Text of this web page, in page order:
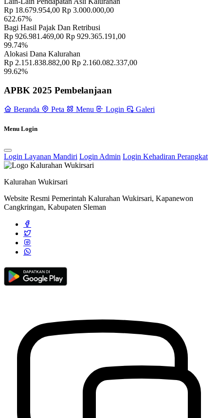
2025
Selamat Hari Hari KORPRI Tahun 2023
Satlinmas Wukirsari Gelar Apel Besar Kesiap Siagaan Dan
Pemantauan Malam Takbiran
Peringatan Nuzulul Qur’an Di Mushola Al-Barokah Pusmalang
Aula Kalurahan Wukirsari 13 Juli 2022
Sambang Dusun Hari Minggu, 16 Januari 2022
Sambang Dusun Minggu Pertama Bulan Agustus Tahun 2024
Agustus 2024
Rp 18.679.954,00 Rp 3.000.000,00
622.67%
Bagi Hasil Pajak Dan Retribusi
Rp 926.981.469,00 Rp 929.365.191,00
99.74%
Alokasi Dana Kalurahan
Rp 2.151.838.882,00 Rp 2.160.082.337,00
99.62%
APBK 2025 Pembelanjaan
Beranda Peta Menu Login Galeri
Menu Login
Login Layanan Mandiri Login Admin Login Kehadiran Perangkat
Kalurahan Wukirsari
Website Resmi Pemerintah Kalurahan Wukirsari, Kapanewon
Cangkringan, Kabupaten Sleman